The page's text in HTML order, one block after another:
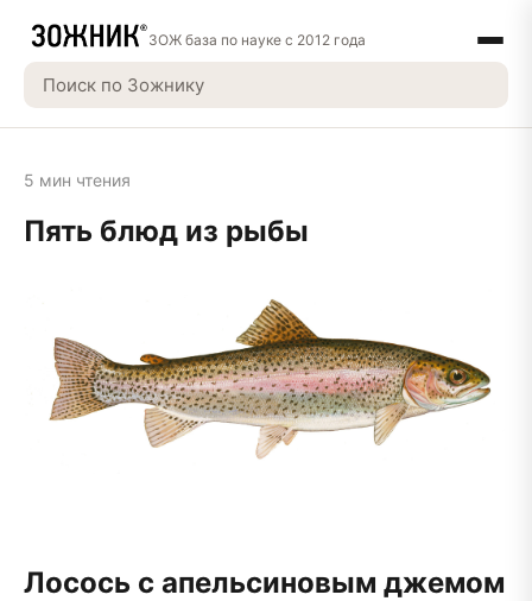
ЗОЖ база по науке с 2012 года
5 мин чтения
Пять блюд из рыбы
Лосось с апельсиновым джемом